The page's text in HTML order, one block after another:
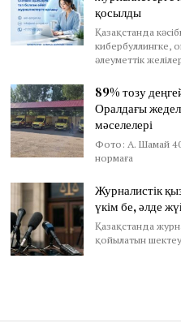
қосылды
Қазақстанда
кибербуллингке,
әлеуметтік
89% тозу
Оралдағы
мәселелері
Фото: А. Шамай
нормаға
Журналистік
үкім бе, әлде
Қазақстанда
қойылатын